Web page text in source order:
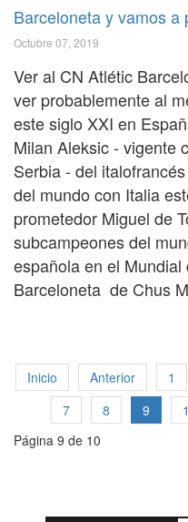
Barceloneta y vamos a
Octubre 07, 2019
Ver al CN Atlétic
ver probablemente al
este siglo XXI en
Milan Aleksic - vigente
Serbia - del
del mundo con Italia
prometedor Miguel de
subcampeones del
española en el
Barceloneta de Chus
Inicio Anterior 1
7
8 9
Página 9 de 10